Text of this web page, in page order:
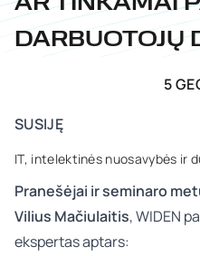
AR TINKAMAI
DARBUOTOJŲ
5
SUSIJĘ
IT, intelektinės nuosavybės ir
Pranešėjai ir seminaro
Vilius Mačiulaitis, WIDEN
ekspertas aptars: